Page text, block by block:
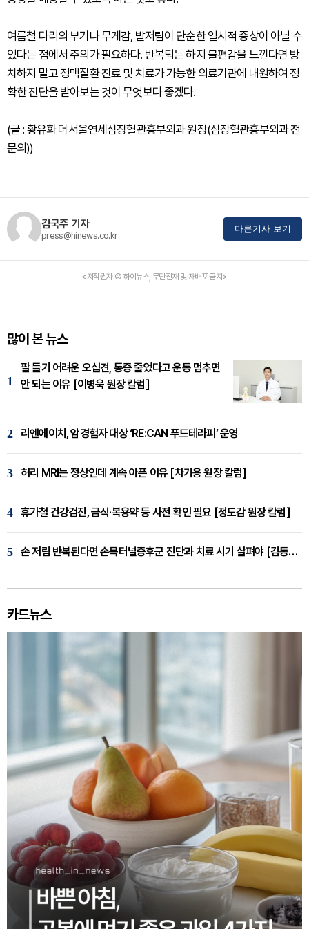
여름철 다리의 부기나 무게감, 발저림이 단순한 일시적 증상이 아닐 수
있다는 점에서 주의가 필요하다. 반복되는 하지 불편감을 느낀다면 방
치하지 말고 정맥질환 진료 및 치료가 가능한 의료기관에 내원하여 정
확한 진단을 받아보는 것이 무엇보다 좋겠다.
(글 : 황유화 더서울연세심장혈관흉부외과 원장(심장혈관흉부외과 전
문의))
김국주 기자
press@hinews.co.kr
다른기사 보기
<저작권자 © 하이뉴스, 무단전재 및 재배포 금지>
많이 본 뉴스
1
팔 들기 어려운 오십견, 통증 줄었다고 운동 멈추면
안 되는 이유 [이병욱 원장 칼럼]
2 리엔에이치, 암경험자 대상 ‘RE:CAN 푸드테라피’ 운영
3 허리 MRI는 정상인데 계속 아픈 이유 [차기용 원장 칼럼]
4 휴가철 건강검진, 금식·복용약 등 사전 확인 필요 [정도감 원장 칼럼]
5 손 저림 반복된다면 손목터널증후군 진단과 치료 시기 살펴야 [김동현 원장 칼럼]
카드뉴스